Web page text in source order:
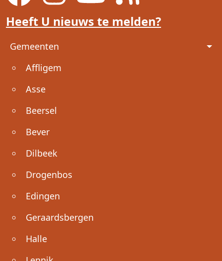
Heeft U nieuws te melden?
Voet
Gemeenten
Affligem
Asse
Beersel
Bever
Dilbeek
Drogenbos
Edingen
Geraardsbergen
Halle